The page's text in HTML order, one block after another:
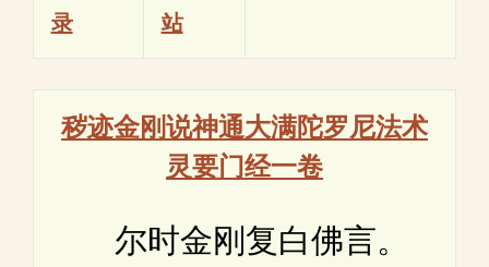
录
站
秽迹金刚说神通大满陀罗尼法术
灵要门经一卷
尔时金刚复白佛言。